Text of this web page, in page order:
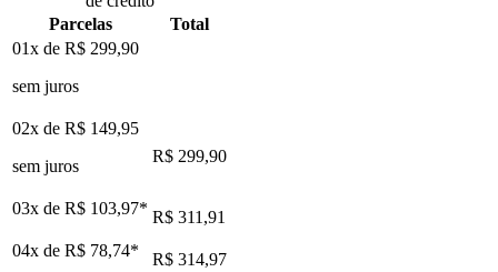
Parcelas
Total
01x de R$ 299,90
sem juros
02x de R$ 149,95
sem juros
R$ 299,90
03x de R$ 103,97* R$ 311,91
04x de R$ 78,74*
R$ 314,97